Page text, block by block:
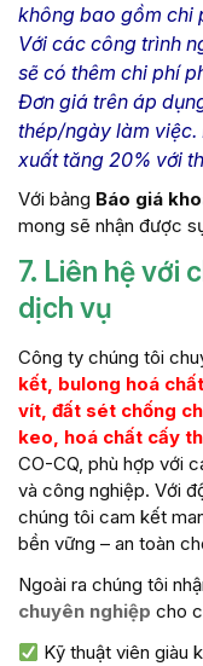
không bao gồm chi
Với các công trình
sẽ có thêm chi phí
Đơn giá trên áp
thép/ngày làm việc.
xuất tăng 20% với
Với bảng Báo giá
mong sẽ nhận được
7. Liên hệ với
dịch vụ
Công ty chúng tôi
kết, bulong hoá
vít, đất sét chống
keo, hoá chất cấy
CO-CQ, phù hợp với
và công nghiệp. Với
chúng tôi cam kết
bền vững – an toàn
Ngoài ra chúng tôi
chuyên nghiệp cho
Kỹ thuật viên giàu